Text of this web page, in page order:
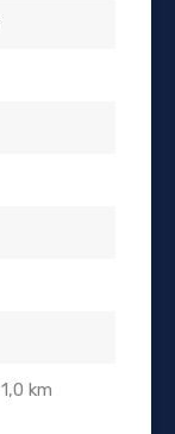
1,0 km